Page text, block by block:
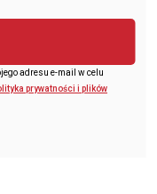
adresu e-mail w celu
prywatności i plików